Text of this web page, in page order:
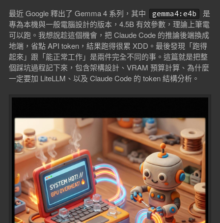
最近 Google 釋出了 Gemma 4 系列，其中 gemma4:e4b
是
專為本機與一般電腦設計的版本，4.5B 有效參數，理論上筆電
可以跑。我想說趁這個機會，把 Claude Code 的推論後端換成
地端，省點 API token，結果跑得很累 XDD。最後發現「跑得
起來」跟「能正常工作」是兩件完全不同的事。這篇就是把整
個踩坑過程記下來，包含架構設計、VRAM 預算計算、為什麼
一定要加 LiteLLM、以及 Claude Code 的 token 結構分析。